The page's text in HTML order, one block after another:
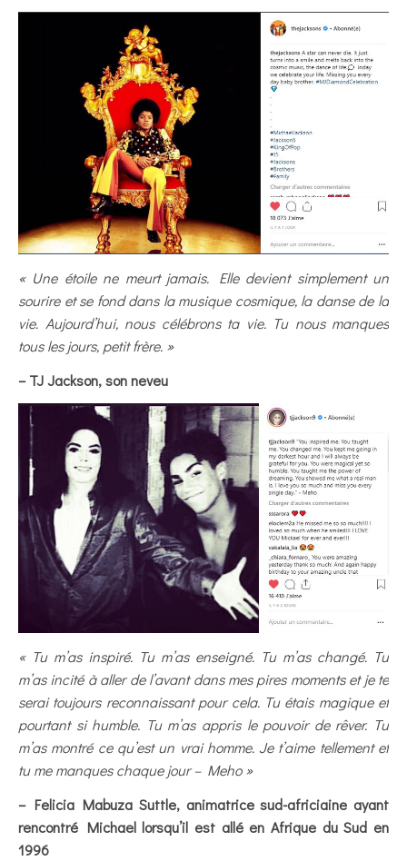
« Une étoile ne meurt jamais. Elle devient simplement un
sourire et se fond dans la musique cosmique, la danse de la
vie. Aujourd’hui, nous célébrons ta vie. Tu nous manques
tous les jours, petit frère. »
– TJ Jackson, son neveu
« Tu m’as inspiré. Tu m’as enseigné. Tu m’as changé. Tu
m’as incité à aller de l’avant dans mes pires moments et je te
serai toujours reconnaissant pour cela. Tu étais magique et
pourtant si humble. Tu m’as appris le pouvoir de rêver. Tu
m’as montré ce qu’est un vrai homme. Je t’aime tellement et
tu me manques chaque jour – Meho »
– Felicia Mabuza Suttle, animatrice sud-africiaine ayant
rencontré Michael lorsqu’il est allé en Afrique du Sud en
1996